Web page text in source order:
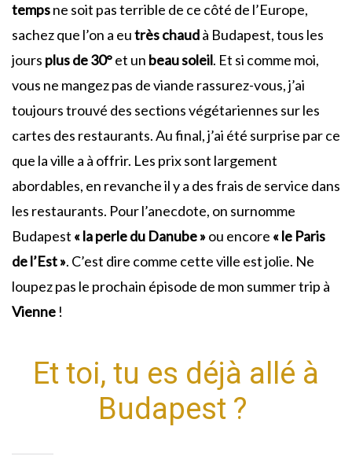
tempsne soit pas terrible de ce côté de l’Europe,
sachez que l’on a eutrès chaudà Budapest, tous les
jours plus de 30°et un beau soleil. Et si comme moi,
vous ne mangez pas de viande rassurez-vous, j’ai
toujours trouvé des sections végétariennes sur les
cartes des restaurants. Au final, j’ai été surprise par ce
que la ville a à offrir. Les prix sont largement
abordables, en revanche il y a des frais de service dans
les restaurants. Pour l’anecdote, on surnomme
Budapest « la perle du Danube »ou encore « le Paris
de l’Est ». C’est dire comme cette ville est jolie. Ne
loupez pas le prochain épisode de mon summer trip à
Vienne !
Et toi, tu es déjà allé à
Budapest ?